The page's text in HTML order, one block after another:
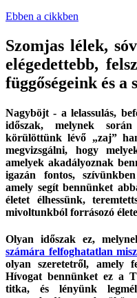
Ebben a cikkben
Szomjas lélek,
elégedettebb,
függőségeink és
Nagyböjt - a lelassulás,
időszak, melynek
körülöttünk lévő „zaj”
megvizsgálni, hogy
amelyek akadályoznak
igazán fontos,
amely segít bennünket
életet élhessünk,
mivoltunkból forrásozó
Olyan időszak ez,
számára felfoghatatlan
olyan szeretetről, amely
Hívogat bennünket ez a
titka, és lényünk